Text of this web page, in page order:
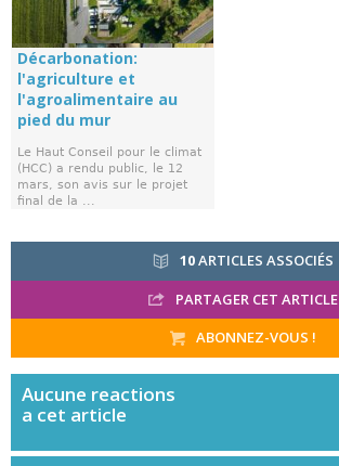
Décarbonation:
l'agriculture et
l'agroalimentaire au
pied du mur
Le Haut Conseil pour le climat
(HCC) a rendu public, le 12
mars, son avis sur le projet
final de la ...
10ARTICLES ASSOCIÉS
PARTAGER CET ARTICLE
ABONNEZ-VOUS !
Aucune reactions
a cet article